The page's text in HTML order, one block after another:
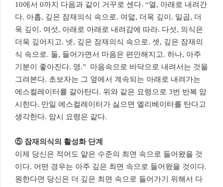
10에서 0까지 다음과 같이 거꾸로 센다. “열, 아래로 내려간
다. 아홉, 깊은 잠재의식 속으로. 여덟, 더욱 깊이 . 일곱, 더
욱 깊이 . 여섯, 아래로 아래로 내려감에 따라. 다섯, 의식은
더욱 깊어지고. 넷, 깊은 잠재의식 속으로. 셋, 깊은 잠재의
식 속으로. 둘, 들어가면서 마음은 편안해지고. 하나, 아주
기분이 좋아진다. 영.”
마음속으로 바닥으로 내려서는 것을
그려본다. 초보자는 그 옆에서 계속되는 아래로 내려가는
에스컬레이터를 갈아탄다. 위와 같은 요령으로 3번 반복 암
시한다. 만일 에스컬레이터가 싫으면 엘리베이터를 탄다고
생각한다. 암시 요령은 같다.
⑤ 잠재의식의 활성화 단계
이제 당신은 적어도 얕은 수준의 최면 속으로 들어왔을 것
이다. 어떤 경우는 아주 깊은 최면 속으로 들어왔을 것이다.
원한다면 당신은 더 깊은 최면 속으로 들어가기 위해서 다